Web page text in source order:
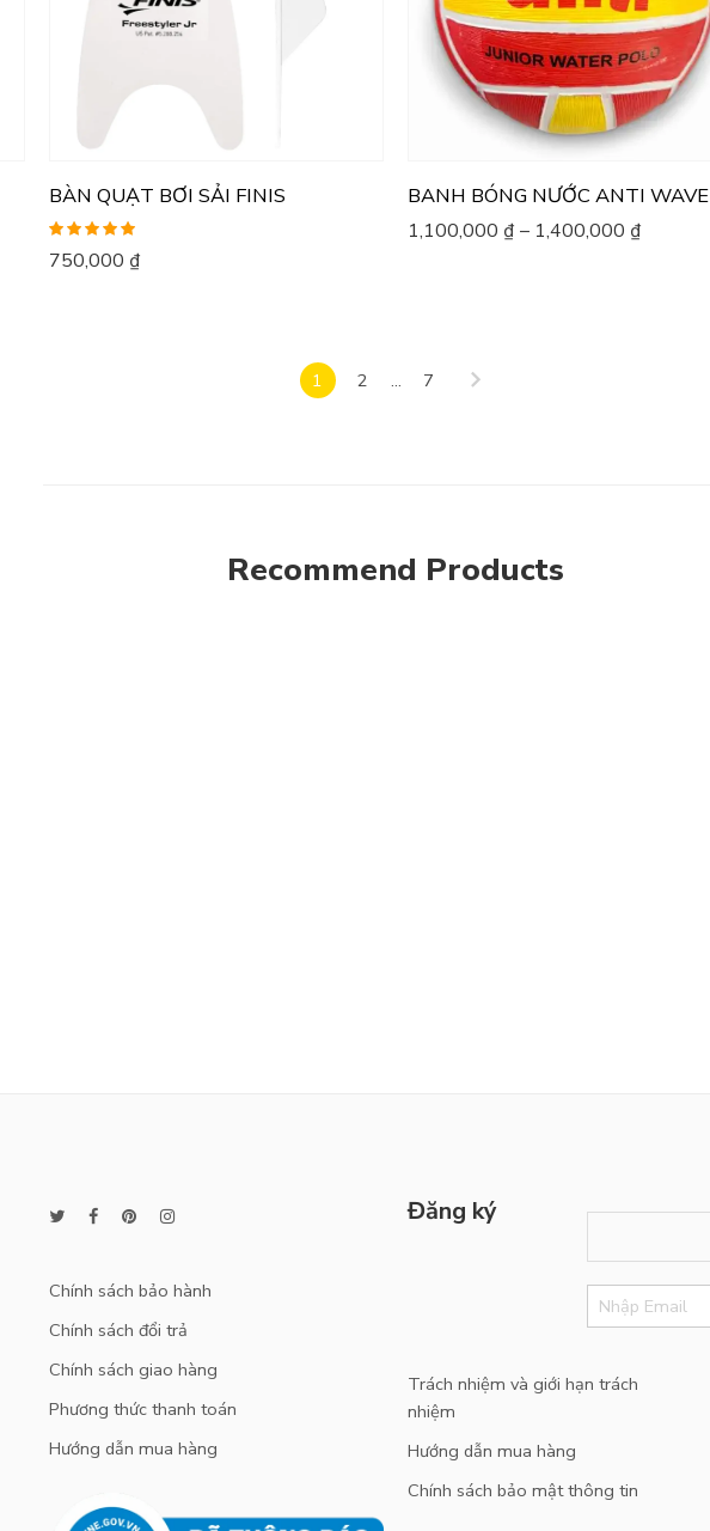
BÀN QUẠT BƠI SẢI FINIS
Được xếp
hạng5.00 5
750,000 ₫
BANH BÓNG NƯỚC ANTI WAVE
1,100,000 ₫ – 1,400,000 ₫
1 2 ... 7
Recommend Products
Chính sách bảo hành
Chính sách đổi trả
Chính sách giao hàng
Phương thức thanh toán
Hướng dẫn mua hàng
Đăng ký
Trách nhiệm và giới hạn trách
nhiệm
Hướng dẫn mua hàng
Chính sách bảo mật thông tin